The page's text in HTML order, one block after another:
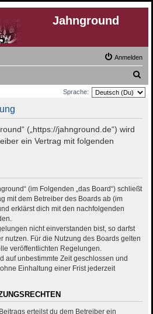
Jahnground
Anmelden
u
Sprache:
(„https://jahnground.de“) wird
ein Vertrag mit folgenden
(im Folgenden „das Board“) schließt
mit dem Betreiber des Boards ab (im
erklärst dich mit den nachfolgenden
nicht einverstanden bist, so darfst
nutzen. Für die Nutzung des Boards gelten
veröffentlichten Regelungen.
auf unbestimmte Zeit geschlossen und
Einhaltung einer Frist jederzeit
erteilst du dem Betreiber ein